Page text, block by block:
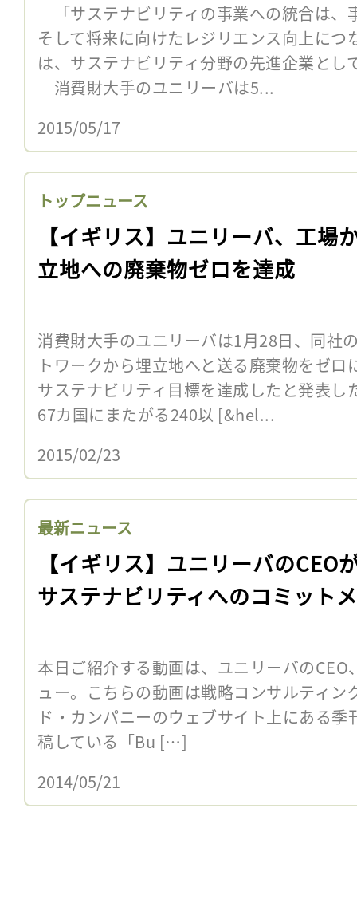
「サステナビリティの事業への統合は、
そして将来に向けたレジリエンス向上につ
は、サステナビリティ分野の先進企業とし
消費財大手のユニリーバは5...
2015/05/17
トップニュース
【イギリス】ユニリーバ、工場
立地への廃棄物ゼロを達成
消費財大手のユニリーバは1月28日、同社
トワークから埋立地へと送る廃棄物をゼ
サステナビリティ目標を達成したと発表し
67カ国にまたがる240以 [&hel...
2015/02/23
最新ニュース
【イギリス】ユニリーバのCEO
サステナビリティへのコミット
本日ご紹介する動画は、ユニリーバの
ュー。こちらの動画は戦略コンサルティン
ド・カンパニーのウェブサイト上にある
稿している「Bu […]
2014/05/21